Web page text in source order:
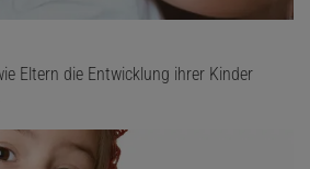
Eltern die Entwicklung ihrer Kinder